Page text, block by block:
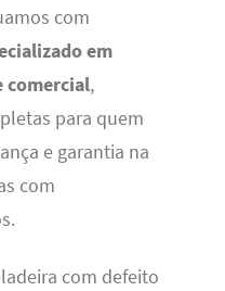
com
em
comercial,
para quem
e garantia na
com
com defeito